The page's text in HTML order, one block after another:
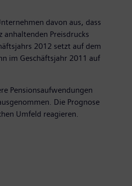
davon aus, dass
Preisdrucks
2012 setzt auf dem
im Geschäftsjahr 2011 auf
Pensionsaufwendungen
Die Prognose
Umfeld reagieren.​